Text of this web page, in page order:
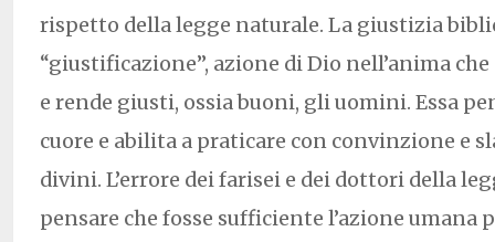
rispetto della legge naturale. La giustizia
“giustificazione”, azione di Dio nell’anima
e rende giusti, ossia buoni, gli uomini. Essa
cuore e abilita a praticare con convinzione e
divini. L’errore dei farisei e dei dottori della
pensare che fosse sufficiente l’azione umana